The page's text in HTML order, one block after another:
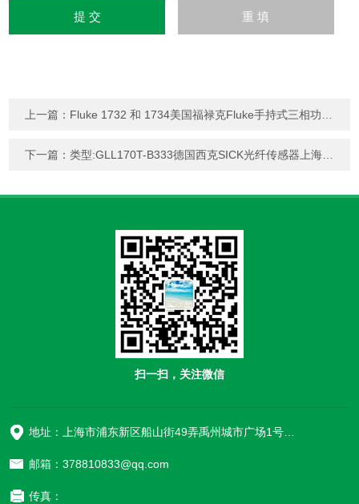
上一篇： Fluke 1732 和 1734美国福禄克Fluke手持式三相功率计
下一篇：类型:GLL170T-B333德国西克SICK光纤传感器上海韬世
扫一扫，关注微信
地址：上海市浦东新区船山街49弄禹州城市广场1号楼906
邮箱：378810833@qq.com
传真：